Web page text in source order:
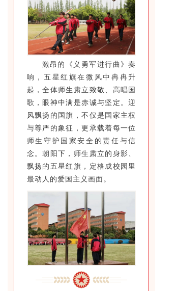
激昂的《义勇军进行曲》奏
响，五星红旗在微风中冉冉升
起，全体师生肃立致敬、高唱国
歌，眼神中满是赤诚与坚定。迎
风飘扬的国旗，不仅是国家主权
与尊严的象征，更承载着每一位
师生守护国家安全的责任与信
念。朝阳下，师生肃立的身影、
飘扬的五星红旗，定格成校园里
最动人的爱国主义画面。